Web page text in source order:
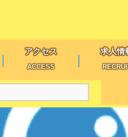
アクセス
ACCESS
求人情